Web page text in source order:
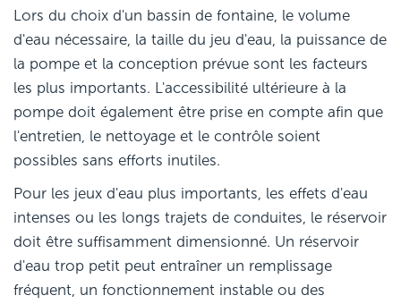
Lors du choix d'un bassin de fontaine, le volume
d'eau nécessaire, la taille du jeu d'eau, la puissance de
la pompe et la conception prévue sont les facteurs
les plus importants. L'accessibilité ultérieure à la
pompe doit également être prise en compte afin que
l'entretien, le nettoyage et le contrôle soient
possibles sans efforts inutiles.
Pour les jeux d'eau plus importants, les effets d'eau
intenses ou les longs trajets de conduites, le réservoir
doit être suffisamment dimensionné. Un réservoir
d'eau trop petit peut entraîner un remplissage
fréquent, un fonctionnement instable ou des